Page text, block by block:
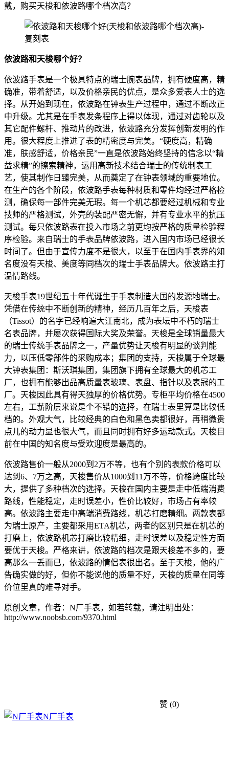
戴，购买天梭和依波路哪个档次高？
依波路和天梭哪个好？
依波路手表是一个极具特点的瑞士腕表品牌，拥有硬度高，精
确准，带着舒适，以及价格亲民的优点，是众多爱表人士的选
择。从开始到现在，依波路在钟表生产过程中，通过不断改正
中升级。尤其是在手表发条程序上得以体现，通过对齿轮以及
其它配件螺杆、推动片的改进，依波路充分发挥创新发明的作
用。很大程度上推进了表的精密度与完美。“硬度高，精确
准，肤感舒适，价格亲民”一直是依波路始终坚持的信念以“精
益求精”的擦索精神，运用高新技术结合瑞士的传统制表工
艺，使其制作日臻完美，从而奠定了在钟表领域的重要地位。
在生产的各个阶段，依波路手表每种材质和零件均经过严格检
测，确保每一部件完美无瑕。每一个机芯都要经过机械和专业
技师的严格测试，外壳的装配严密无懈，并有专业水平的抗压
测试。每只依波路表在投入市场之前更均按严格的质量检验程
序检验。来自瑞士的手表品牌依波路，进入国内市场已经很长
时间了。但由于宣传力度不是很大，以至于在国内手表界的知
名度没有天梭、美度等同档次的瑞士手表品牌大。依波路主打
温情路线。
天梭手表19世纪五十年代诞生于手表制造大国的发源地瑞士。
凭借在传统中不断创新的精神，经历几百年之后，天梭表
（Tissot）的名字已经响遍大江南北，成为表坛中不朽的瑞士
名表品牌，并屡次获得国际大奖及荣誉。天梭是全球销量最大
的瑞士传统手表品牌之一，产量优势让天梭有明显的谈判能
力，以压低零部件的采购成本；集团的支持，天梭属于全球最
大钟表集团：斯沃琪集团，集团旗下拥有全球最大的机芯工
厂，也拥有能够出品高质量表玻璃、表盘、指针以及表冠的工
厂。天梭因此具有得天独厚的价格优势。专柜平均价格在4500
左右，工薪阶层来说是个不错的选择，在瑞士表里算是比较低
档的。外观大气，比较经典的白色和黑色卖都很好，再稍微贵
点儿的动力显也很大气，而且同时拥有好多运动款式。天梭目
前在中国的知名度与受欢迎度是最高的。
依波路售价一般从2000到2万不等，也有个别的表款价格可以
达到6、7万之高，天梭售价从1000到11万不等，价格跨度比较
大，提供了多种档次的选择。天梭在国内主要是走中低端消费
路线，性能稳定，走时误差小，性价比较好，市场占有率较
高。依波路主要走中高端消费路线，机芯打磨精细。两款表都
为瑞士原产，主要都采用ETA机芯，两者的区别只是在机芯的
打磨上，依波路机芯打磨比较精细，走时误差以及稳定性方面
要优于天梭。严格来讲，依波路的档次是跟天梭差不多的，要
高那么一丢而已，依波路的情侣表很出名。至于天梭，他的广
告确实做的好，但你不能说他的质量不好，天梭的质量在同等
价位里真的难寻对手。
原创文章，作者：N厂手表，如若转载，请注明出处：
http://www.noobsb.com/9370.html
赞 (0)
N厂手表